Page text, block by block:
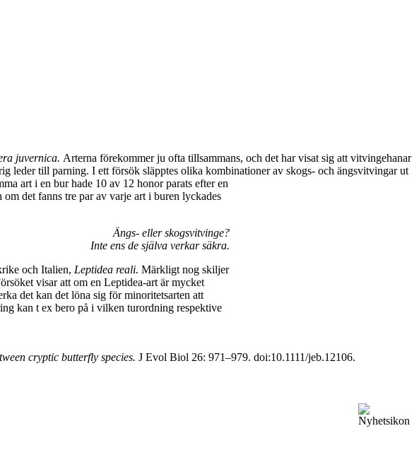
juvernica. Arterna förekommer ju ofta tillsammans, och det har visat sig att vitvingehanar
leder till parning. I ett försök släpptes olika kombinationer av skogs- och ängsvitvingar ut
art i en bur hade 10 av 12 honor parats efter en
det fanns tre par av varje art i buren lyckades
Ängs- eller skogsvitvinge?
Inte ens de själva verkar säkra.
och Italien, Leptidea reali. Märkligt nog skiljer
visar att om en Leptidea-art är mycket
det kan det löna sig för minoritetsarten att
kan t ex bero på i vilken turordning respektive
cryptic butterfly species. J Evol Biol 26: 971–979. doi:10.1111/jeb.12106.